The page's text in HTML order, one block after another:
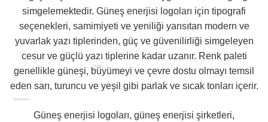
simgelemektedir. Güneş enerjisi logoları için tipografi
seçenekleri, samimiyeti ve yeniliği yansıtan modern ve
yuvarlak yazı tiplerinden, güç ve güvenilirliği simgeleyen
cesur ve güçlü yazı tiplerine kadar uzanır. Renk paleti
genellikle güneşi, büyümeyi ve çevre dostu olmayı temsil
eden sarı, turuncu ve yeşil gibi parlak ve sıcak tonları içerir.
Güneş enerjisi logoları, güneş enerjisi şirketleri,